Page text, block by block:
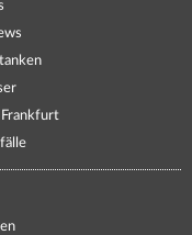
Frankfurt